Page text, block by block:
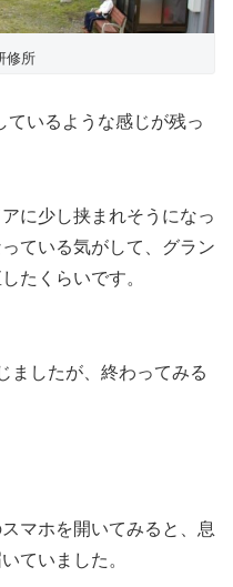
修所
ているような感じが残っ
に少し挟まれそうになっ
ている気がして、グラン
たくらいです。
ましたが、終わってみる
マホを開いてみると、息
ていました。